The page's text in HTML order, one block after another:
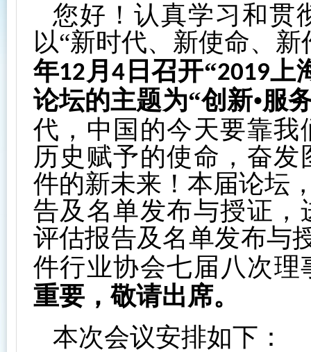
您好！认真学习和贯
以“新时代、新使命、新
年12 月4 日召开“2019上
论坛的主题为“创新•服
代，中国的今天要靠
历史赋予的使命，奋
件的新未来！本届论坛
告及名单发布与授证
评估报告及名单发布与
件行业协会七届八次理
重要，敬请出席。
本次会议安排如下：